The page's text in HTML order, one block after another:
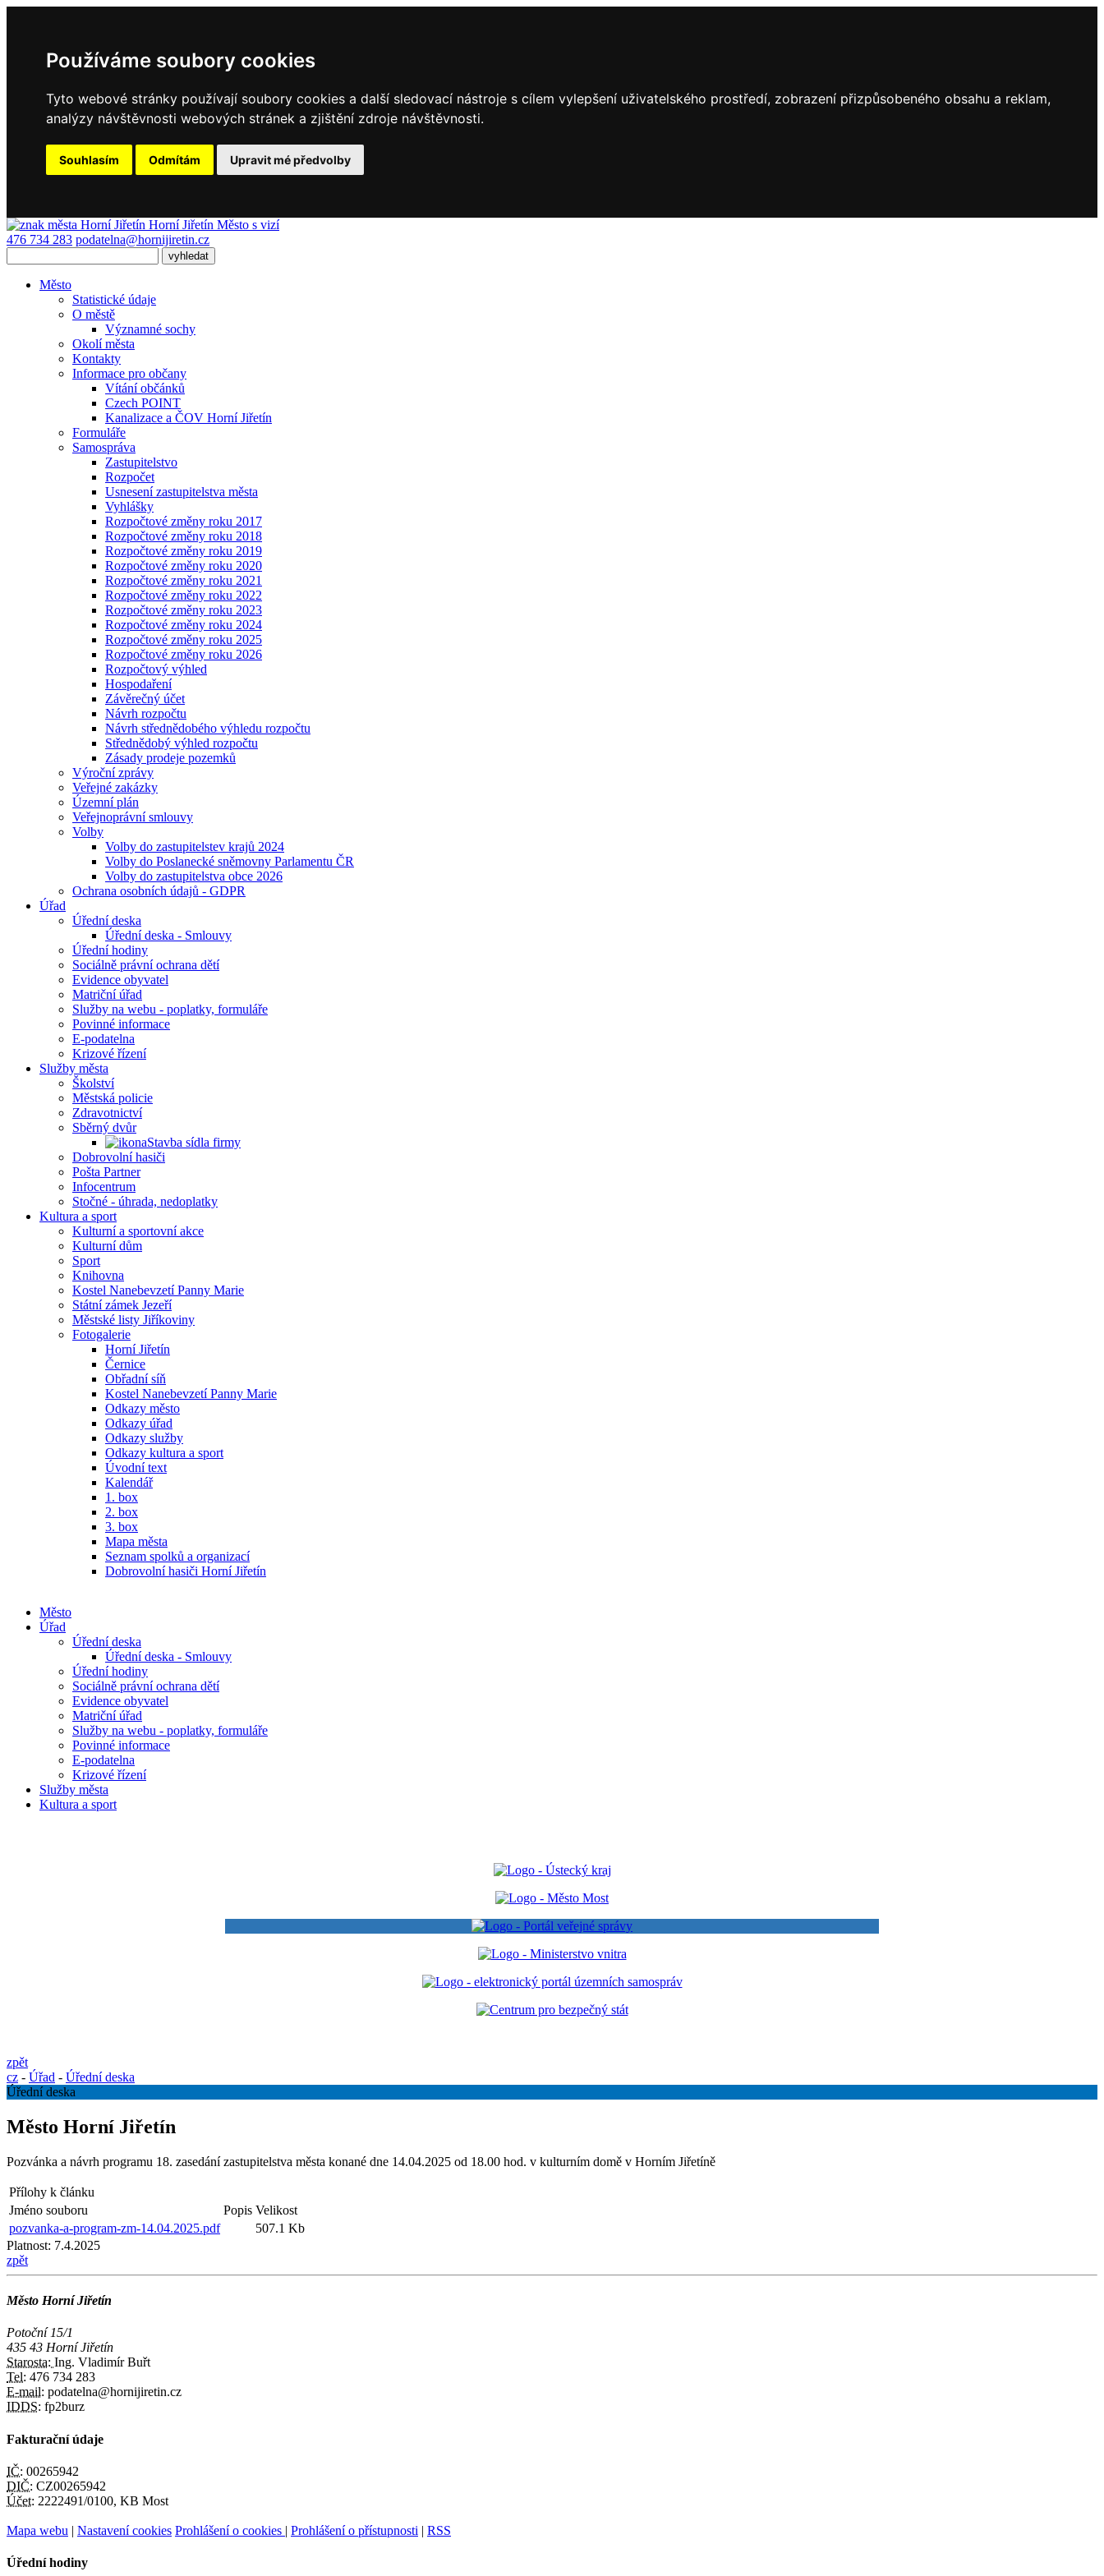
Používáme soubory cookies
Tyto webové stránky používají soubory cookies a další sledovací nástroje s cílem vylepšení uživatelského prostředí, zobrazení přizpůsobeného obsahu a reklam,
analýzy návštěvnosti webových stránek a zjištění zdroje návštěvnosti.
Souhlasím Odmítám Upravit mé předvolby
Horní Jiřetín Město s vizí
476 734 283 podatelna@hornijiretin.cz
Město
Statistické údaje
O městě
Významné sochy
Okolí města
Kontakty
Informace pro občany
Vítání občánků
Czech POINT
Kanalizace a ČOV Horní Jiřetín
Formuláře
Samospráva
Zastupitelstvo
Rozpočet
Usnesení zastupitelstva města
Vyhlášky
Rozpočtové změny roku 2017
Rozpočtové změny roku 2018
Rozpočtové změny roku 2019
Rozpočtové změny roku 2020
Rozpočtové změny roku 2021
Rozpočtové změny roku 2022
Rozpočtové změny roku 2023
Rozpočtové změny roku 2024
Rozpočtové změny roku 2025
Rozpočtové změny roku 2026
Rozpočtový výhled
Hospodaření
Závěrečný účet
Návrh rozpočtu
Návrh střednědobého výhledu rozpočtu
Střednědobý výhled rozpočtu
Zásady prodeje pozemků
Výroční zprávy
Veřejné zakázky
Územní plán
Veřejnoprávní smlouvy
Volby
Volby do zastupitelstev krajů 2024
Volby do Poslanecké sněmovny Parlamentu ČR
Volby do zastupitelstva obce 2026
Ochrana osobních údajů - GDPR
Úřad
Úřední deska
Úřední deska - Smlouvy
Úřední hodiny
Sociálně právní ochrana dětí
Evidence obyvatel
Matriční úřad
Služby na webu - poplatky, formuláře
Povinné informace
E-podatelna
Krizové řízení
Služby města
Školství
Městská policie
Zdravotnictví
Sběrný dvůr
Stavba sídla firmy
Dobrovolní hasiči
Pošta Partner
Infocentrum
Stočné - úhrada, nedoplatky
Kultura a sport
Kulturní a sportovní akce
Kulturní dům
Sport
Knihovna
Kostel Nanebevzetí Panny Marie
Státní zámek Jezeří
Městské listy Jiříkoviny
Fotogalerie
Horní Jiřetín
Černice
Obřadní síň
Kostel Nanebevzetí Panny Marie
Odkazy město
Odkazy úřad
Odkazy služby
Odkazy kultura a sport
Úvodní text
Kalendář
1. box
2. box
3. box
Mapa města
Seznam spolků a organizací
Dobrovolní hasiči Horní Jiřetín
Město
Úřad
Úřední deska
Úřední deska - Smlouvy
Úřední hodiny
Sociálně právní ochrana dětí
Evidence obyvatel
Matriční úřad
Služby na webu - poplatky, formuláře
Povinné informace
E-podatelna
Krizové řízení
Služby města
Kultura a sport
zpět
cz - Úřad - Úřední deska
Úřední deska
Město Horní Jiřetín
Pozvánka a návrh programu 18. zasedání zastupitelstva města konané dne 14.04.2025 od 18.00 hod. v kulturním domě v Horním Jiřetíně
Přílohy k článku
Jméno souboru
Popis Velikost
pozvanka-a-program-zm-14.04.2025.pdf
507.1 Kb
Platnost: 7.4.2025
zpět
Město Horní Jiřetín
Potoční 15/1
435 43 Horní Jiřetín
Starosta: Ing. Vladimír Buřt
Tel: 476 734 283
E-mail: podatelna@hornijiretin.cz
IDDS: fp2burz
Fakturační údaje
IČ: 00265942
DIČ: CZ00265942
Účet: 2222491/0100, KB Most
Mapa webu | Nastavení cookies Prohlášení o cookies | Prohlášení o přístupnosti | RSS
Úřední hodiny